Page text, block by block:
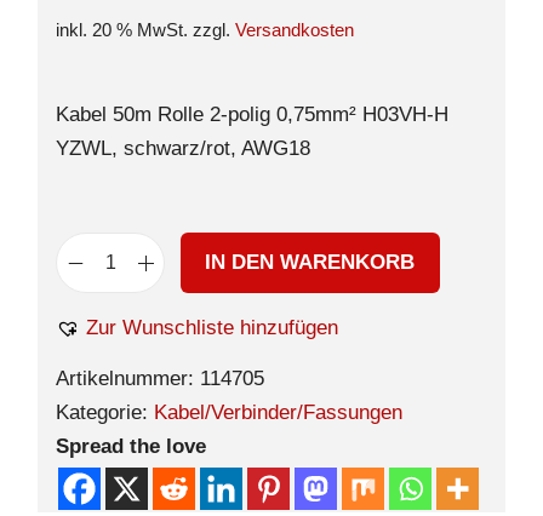
inkl. 20 % MwSt. zzgl. Versandkosten
Kabel 50m Rolle 2-polig 0,75mm² H03VH-H
YZWL, schwarz/rot, AWG18
IN DEN WARENKORB
Zur Wunschliste hinzufügen
Artikelnummer: 114705
Kategorie: Kabel/Verbinder/Fassungen
Spread the love